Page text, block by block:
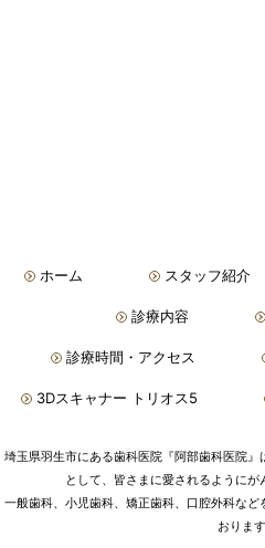
ホーム スタッフ紹介
診療内容
診療時間・アクセス
3Dスキャナー トリオス5
埼玉県羽生市にある歯科医院『阿部歯科医院
として、皆さまに愛されるようにが
一般歯科、小児歯科、矯正歯科、口腔外科な
おります